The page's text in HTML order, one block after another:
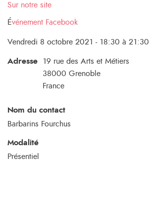
Sur notre site
Événement Facebook
Vendredi 8 octobre 2021 - 18:30 à 21:30
Adresse
19 rue des Arts et Métiers
38000 Grenoble
France
Nom du contact
Barbarins Fourchus
Modalité
Présentiel